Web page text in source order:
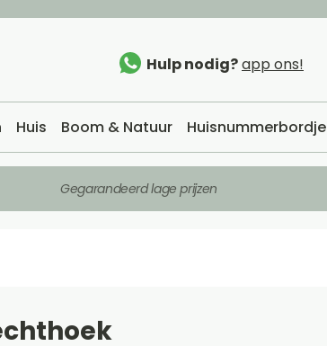
Hulp nodig?app ons!
Huis Boom & Natuur Huisnummerbordje
Gegarandeerd lage prijzen